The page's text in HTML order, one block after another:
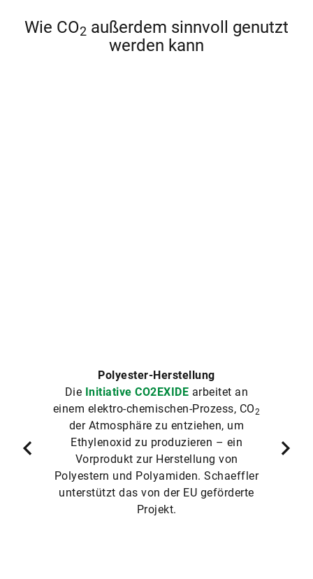
Wie CO2 außerdem sinnvoll genutzt
werden kann
Polyester-Herstellung
Die Initiative CO2EXIDE arbeitet an
einem elektro-chemischen-Prozess, CO2
der Atmosphäre zu entziehen, um
Ethylenoxid zu produzieren – ein
Vorprodukt zur Herstellung von
Polyestern und Polyamiden. Schaeffler
unterstützt das von der EU geförderte
Projekt.